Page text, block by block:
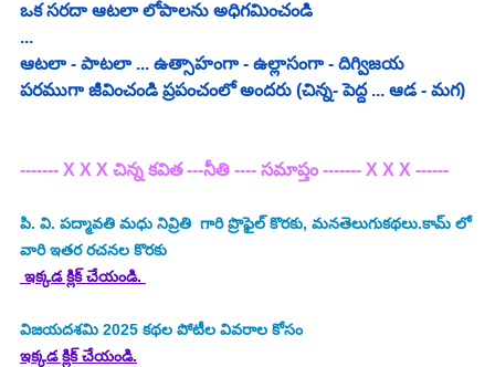
ఒక సరదా ఆటలా లోపాలను అధిగమించండి
...
ఆటలా - పాటలా ... ఉత్సాహంగా - ఉల్లాసంగా - దిగ్విజయ
పరముగా జీవించండి ప్రపంచంలో అందరు (చిన్న- పెద్ద ... ఆడ - మగ)
------- X X X చిన్న కవిత ---నీతి ---- సమాప్తం ------- X X X ------
పి. వి. పద్మావతి మధు నివ్రితి గారి ప్రొఫైల్ కొరకు, మనతెలుగుకథలు.కామ్ లో
వారి ఇతర రచనల కొరకు
ఇక్కడ క్లిక్ చేయండి.
విజయదశమి 2025 కథల పోటీల వివరాల కోసం
ఇక్కడ క్లిక్ చేయండి.